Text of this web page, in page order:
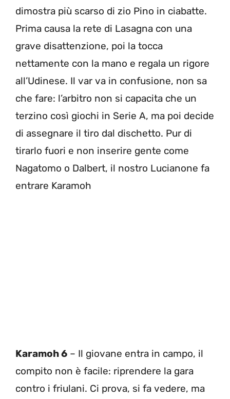
dimostra più scarso di zio Pino in ciabatte.
Prima causa la rete di Lasagna con una
grave disattenzione, poi la tocca
nettamente con la mano e regala un rigore
all’Udinese. Il var va in confusione, non sa
che fare: l’arbitro non si capacita che un
terzino così giochi in Serie A, ma poi decide
di assegnare il tiro dal dischetto. Pur di
tirarlo fuori e non inserire gente come
Nagatomo o Dalbert, il nostro Lucianone fa
entrare Karamoh
Karamoh 6 – Il giovane entra in campo, il
compito non è facile: riprendere la gara
contro i friulani. Ci prova, si fa vedere, ma